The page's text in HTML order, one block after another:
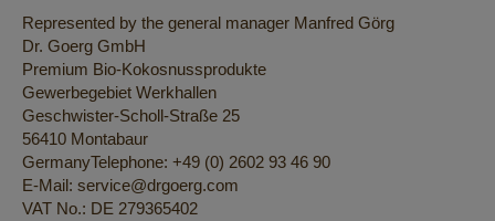
Represented by the general manager Manfred Görg
Dr. Goerg GmbH
Premium Bio-Kokosnussprodukte
Gewerbegebiet Werkhallen
Geschwister-Scholl-Straße 25
56410 Montabaur
GermanyTelephone: +49 (0) 2602 93 46 90
E-Mail: service@drgoerg.com
VAT No.: DE 279365402